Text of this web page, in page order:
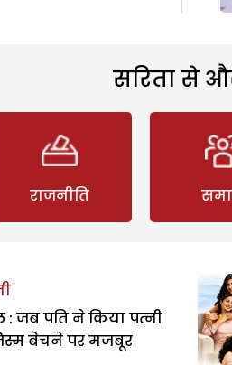
सरिता से
राजनीति
: जब पति ने किया पत्नी
बेचने पर मजबूर